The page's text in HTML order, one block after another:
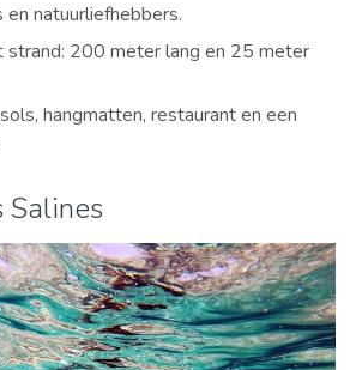
en natuurliefhebbers.
strand: 200 meter lang en 25 meter
hangmatten, restaurant en een
Salines